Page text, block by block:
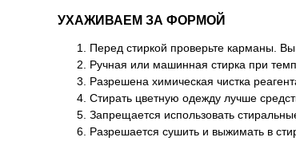
УХАЖИВАЕМ ЗА ФОРМОЙ
Перед стиркой проверьте карманы.
Ручная или машинная стирка при
Разрешена химическая чистка
Стирать цветную одежду лучше
Запрещается использовать
Разрешается сушить и выжимать в